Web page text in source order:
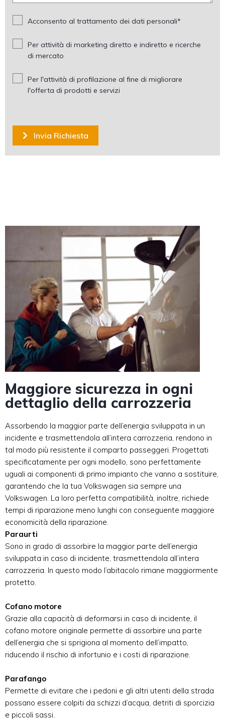
Acconsento al trattamento dei dati personali*
Per attività di marketing diretto e indiretto e ricerche
di mercato
Per l'attività di profilazione al fine di migliorare
l'offerta di prodotti e servizi
Invia Richiesta
Maggiore sicurezza in ogni
dettaglio della carrozzeria
Assorbendo la maggior parte dell’energia sviluppata in un
incidente e trasmettendola all’intera carrozzeria, rendono in
tal modo più resistente il comparto passeggeri. Progettati
specificatamente per ogni modello, sono perfettamente
uguali ai componenti di primo impianto che vanno a sostituire,
garantendo che la tua Volkswagen sia sempre una
Volkswagen. La loro perfetta compatibilità, inoltre, richiede
tempi di riparazione meno lunghi con conseguente maggiore
economicità della riparazione.
Paraurti
Sono in grado di assorbire la maggior parte dell’energia
sviluppata in caso di incidente, trasmettendola all’intera
carrozzeria. In questo modo l’abitacolo rimane maggiormente
protetto.
Cofano motore
Grazie alla capacità di deformarsi in caso di incidente, il
cofano motore originale permette di assorbire una parte
dell’energia che si sprigiona al momento dell’impatto,
riducendo il rischio di infortunio e i costi di riparazione.
Parafango
Permette di evitare che i pedoni e gli altri utenti della strada
possano essere colpiti da schizzi d’acqua, detriti di sporcizia
e piccoli sassi.